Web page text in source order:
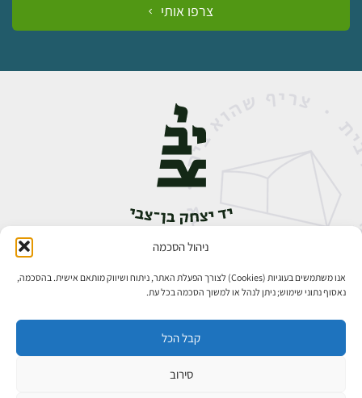
ניהול הסכמה
אנו משתמשים בעוגיות (Cookies) לצורך הפעלת האתר, ניתוח ושיווק מותאם אישית. בהסכמה,
נאסוף נתוני שימוש; ניתן לנהל או למשוך הסכמה בכל עת.
קבל הכל
סירוב
צרפו אותי
אבן גבירול 14, רחביה, ירושלים